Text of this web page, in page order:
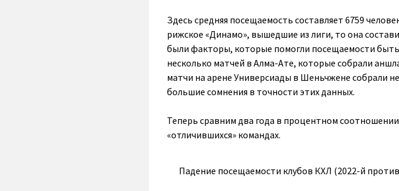
Здесь средняя посещаемость составляет 6759
рижское «Динамо», вышедшие из лиги, то она
были факторы, которые помогли посещаемости
несколько матчей в Алма-Ате, которые собрали
матчи на арене Универсиады в Шеньчжене собрали
большие сомнения в точности этих данных.
Теперь сравним два года в процентном
«отличившихся» командах.
Падение посещаемости клубов КХЛ (2022-й